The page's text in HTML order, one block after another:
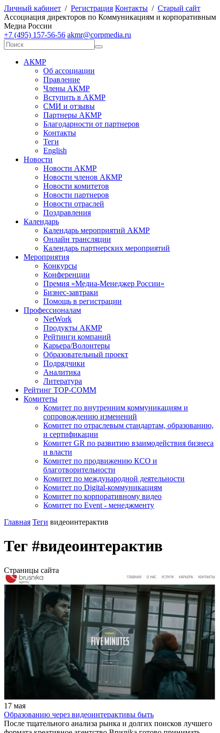
Личный кабинет / Регистрация Контакты / Старый сайт
Ассоциация директоров по Коммуникациям и корпоративным
Медиа России
+7 (495) 157-56-56 akmr@corpmedia.ru
АКМР
Об ассоциации
Правление
Члены АКМР
Вступить в АКМР
СМИ и отзывы
Партнеры АКМР
Благодарности от партнеров
Контакты
Теги
English
Новости
Новости АКМР
Новости членов АКМР
Новости комитетов
Новости партнеров
Новости отраслей
Поздравления
Календарь
Календарь мероприятий АКМР
Онлайн трансляции
Календарь партнерских мероприятий
Мероприятия
Конкурсы
Конференции
Премия «Медиа-Менеджер России»
Бизнес-завтраки
Помощь в регистрации
Профессионалам
NetWork
Продукты АКМР
Рейтинги компаний
Карьера/Волонтеры
Образовательный проект
Подрядчики
Аналитика
Литература
Рейтинг TOP-COMM
Комитеты
Комитет по внутренним коммуникациям и
сопровождению изменений
Комитет по отраслевым стандартам, образованию,
и сертификации
Комитет GR по развитию взаимодействия бизнеса
и власти
Комитет по продвижению КСО и
благотворительности
Комитет по международной деятельности
Комитет по Digital-коммуникациям
Комитет по корпоративному видео
Комитет по Event - менеджменту
Главная Теги видеоинтерактив
Тег #видеоинтерактив
Страницы сайта
17 мая
Образованию через видеоинтерактивы быть
После тщательного анализа рынка и долгих поисков лучшего